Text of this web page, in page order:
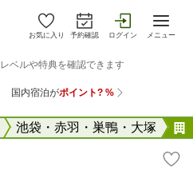
お気に入り 予約確認 ログイン メニュー
池袋・赤羽・巣鴨・大塚